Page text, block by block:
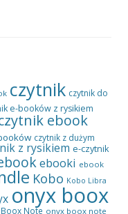
czytnik czytnik do
e-booków z rysikiem
ebook
czytnik z dużym
z rysikiem e-czytnik
ebooki ebook
Kobo Kobo Libra
onyx boox
Note onyx boox note